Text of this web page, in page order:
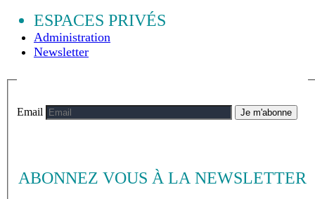
ESPACES PRIVÉS
Administration
Newsletter
ABONNEZ VOUS À LA NEWSLETTER
Email Je m'abonne